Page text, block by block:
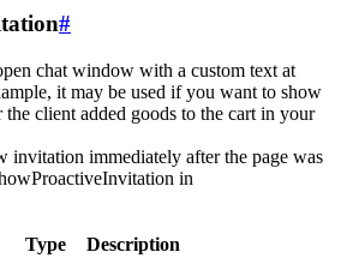
#
chat window with a custom text at
it may be used if you want to show
client added goods to the cart in your
invitation immediately after the page was
in
Type
Description